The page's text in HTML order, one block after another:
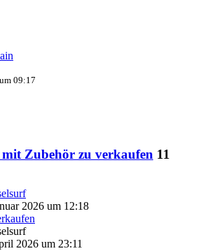
09:17
Zubehör zu verkaufen 11
2026 um 12:18
2026 um 23:11